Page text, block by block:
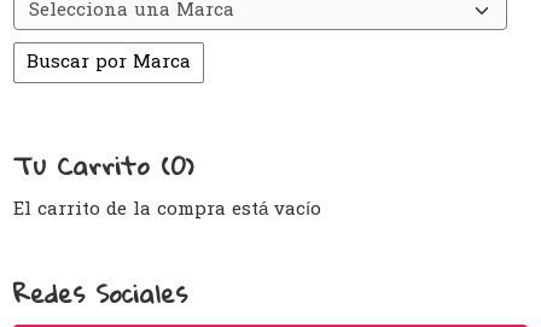
Tu Carrito (0)
El carrito de la compra está vacío
Redes Sociales